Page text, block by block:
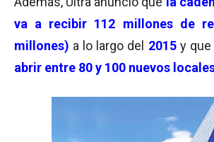
va a recibir 112 millones de
millones) a lo largo del 2015y que
abrir entre 80 y 100 nuevos